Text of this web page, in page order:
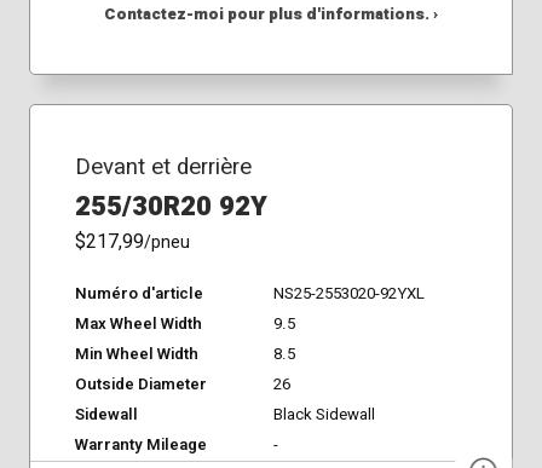
Contactez-moi pour plus d'informations. ›
Devant et derrière
255/30R20 92Y
$217,99/pneu
Numéro d'article
NS25-2553020-92YXL
Max Wheel Width
9.5
Min Wheel Width
8.5
Outside Diameter
26
Sidewall
Black Sidewall
Warranty Mileage
-